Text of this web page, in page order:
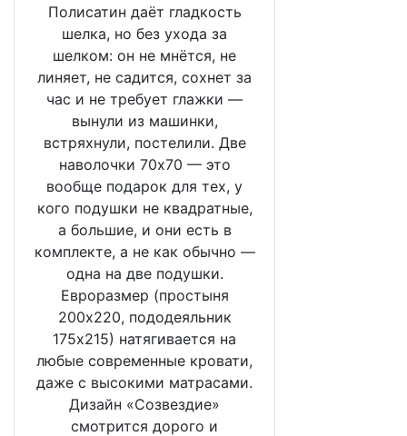
Полисатин даёт гладкость
шелка, но без ухода за
шелком: он не мнётся, не
линяет, не садится, сохнет за
час и не требует глажки —
вынули из машинки,
встряхнули, постелили. Две
наволочки 70х70 — это
вообще подарок для тех, у
кого подушки не квадратные,
а большие, и они есть в
комплекте, а не как обычно —
одна на две подушки.
Евроразмер (простыня
200х220, пододеяльник
175х215) натягивается на
любые современные кровати,
даже с высокими матрасами.
Дизайн «Созвездие»
смотрится дорого и